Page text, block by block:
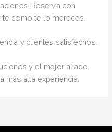
Reserva con
como te lo mereces.
y clientes satisfechos.
y el mejor aliado.
más alta experiencia.